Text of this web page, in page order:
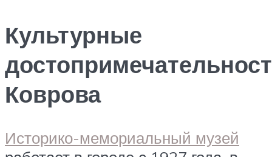
Культурные
Коврова
Историко-мемориальный музей